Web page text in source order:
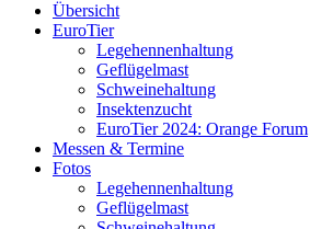
Übersicht
EuroTier
Legehennenhaltung
Geflügelmast
Schweinehaltung
Insektenzucht
EuroTier 2024: Orange Forum
Messen & Termine
Fotos
Legehennenhaltung
Geflügelmast